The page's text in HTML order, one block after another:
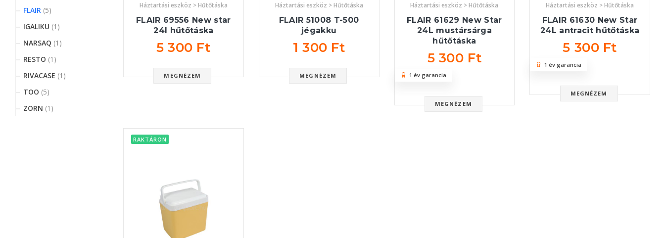
FLAIR (5)
IGALIKU (1)
NARSAQ (1)
RESTO (1)
RIVACASE (1)
TOO (5)
ZORN (1)
Háztartási eszköz > Hűtőtáska
FLAIR 69556 New star
24l hűtőtáska
5 300 Ft
MEGNÉZEM
Háztartási eszköz > Hűtőtáska
FLAIR 51008 T-500
jégakku
1 300 Ft
MEGNÉZEM
Háztartási eszköz > Hűtőtáska
FLAIR 61629 New Star
24L mustársárga
hűtőtáska
5 300 Ft
MEGNÉZEM
1 év garancia
Háztartási eszköz > Hűtőtáska
FLAIR 61630 New Star
24L antracit hűtőtáska
5 300 Ft
MEGNÉZEM
1 év garancia
RAKTÁRON